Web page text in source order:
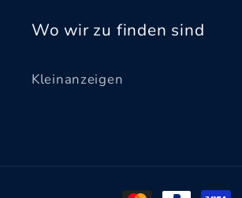
Wo wir zu finden sind
Kleinanzeigen
Zahlungsmethoden